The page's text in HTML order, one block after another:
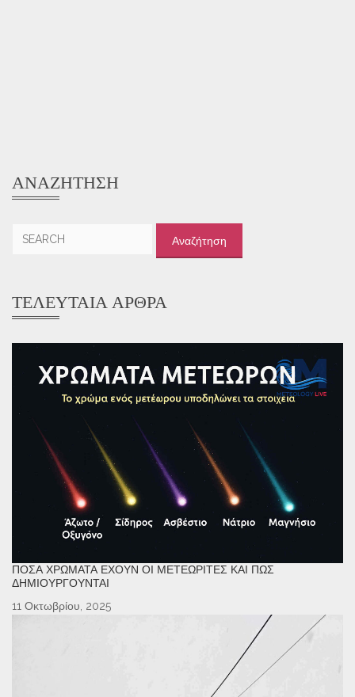
ΑΝΑΖΉΤΗΣΗ
ΤΕΛΕΥΤΑΊΑ ΆΡΘΡΑ
ΠΌΣΑ ΧΡΏΜΑΤΑ ΈΧΟΥΝ ΟΙ ΜΕΤΕΩΡΊΤΕΣ ΚΑΙ ΠΏΣ
ΔΗΜΙΟΥΡΓΟΎΝΤΑΙ
11 Οκτωβρίου, 2025